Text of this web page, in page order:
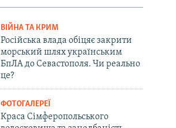
ВІЙНА ТА КРИМ
Російська влада обіцяє закрити
морський шлях українським
БпЛА до Севастополя. Чи реально
це?
ФОТОГАЛЕРЕЇ
Краса Сімферопольського